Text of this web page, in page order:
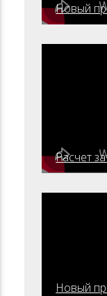
Новый
Расчет
Новый